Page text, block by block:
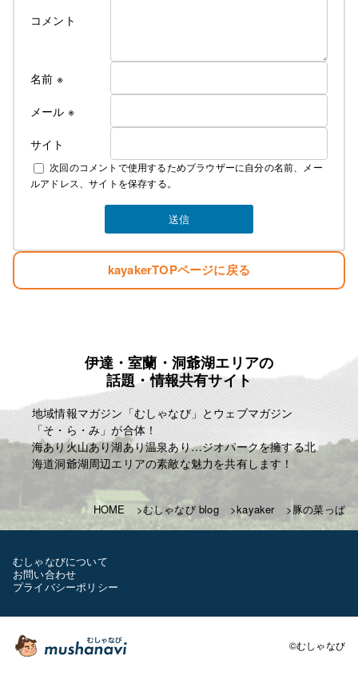
コメント
名前 ※
メール ※
サイト
次回のコメントで使用するためブラウザーに自分の名前、メー
ルアドレス、サイトを保存する。
kayakerTOPページに戻る
伊達・室蘭・洞爺湖エリアの
話題・情報共有サイト
地域情報マガジン「むしゃなび」とウェブマガジン
「そ・ら・み」が合体！
海あり火山あり湖あり温泉あり…ジオパークを擁する北
海道洞爺湖周辺エリアの素敵な魅力を共有します！
HOME むしゃなび blog kayaker 豚の菜っぱ
むしゃなびについて
お問い合わせ
プライバシーポリシー
©むしゃなび